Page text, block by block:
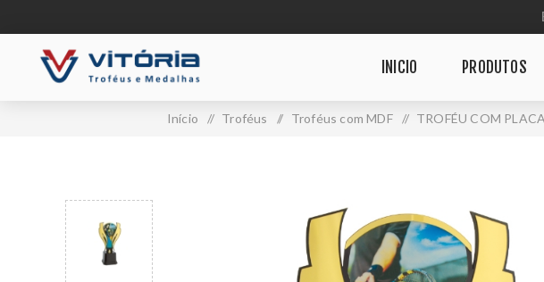
INICIO PRODUTOS
Início / Troféus / Troféus com MDF / TROFÉU COM